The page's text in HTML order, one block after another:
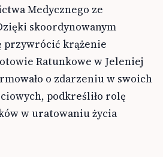
Medycznego ze
skoordynowanym
przywrócić krążenie
Ratunkowe w Jeleniej
o zdarzeniu w swoich
podkreśliło rolę
w uratowaniu życia